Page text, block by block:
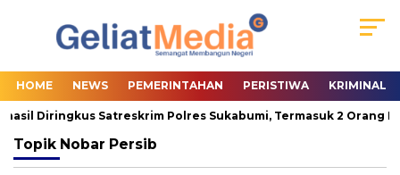
HOME NEWS PEMERINTAHAN PERISTIWA KRIMINAL
Diringkus Satreskrim Polres Sukabumi, Termasuk 2 Orang
Topik Nobar Persib